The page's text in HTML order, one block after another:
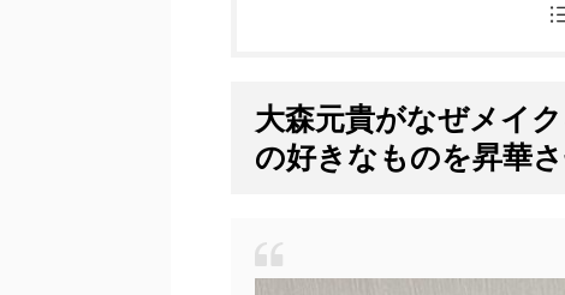
大森元貴がなぜメイ
の好きなものを昇華